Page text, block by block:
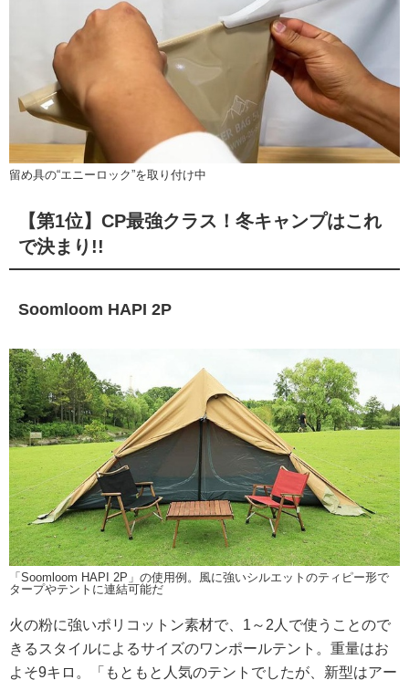
留め具の“エニーロック”を取り付け中
【第1位】CP最強クラス！冬キャンプはこれ
で決まり!!
Soomloom HAPI 2P
「Soomloom HAPI 2P」の使用例。風に強いシルエットのティピー形で
タープやテントに連結可能だ
火の粉に強いポリコットン素材で、1～2人で使うことので
きるスタイルによるサイズのワンポールテント。重量はお
よそ9キロ。「もともと人気のテントでしたが、新型はアー